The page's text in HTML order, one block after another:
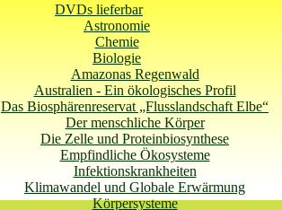
DVDs lieferbar
Astronomie
Chemie
Biologie
Amazonas Regenwald
Australien - Ein ökologisches Profil
Das Biosphärenreservat „Flusslandschaft Elbe“
Der menschliche Körper
Die Zelle und Proteinbiosynthese
Empfindliche Ökosysteme
Infektionskrankheiten
Klimawandel und Globale Erwärmung
Körpersysteme